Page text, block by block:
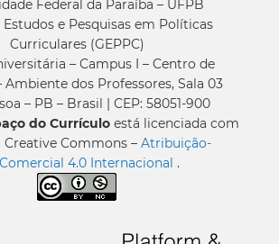
Federal da Paraíba – UFPB
e Pesquisas em Políticas
Curriculares (GEPPC)
– Campus I – Centro de
Ambiente dos Professores, Sala 03
– PB – Brasil | CEP: 58051-900
do Currículo está licenciada com
Creative Commons – Atribuição-
4.0 Internacional .